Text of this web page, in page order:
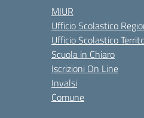
MIUR
Ufficio Scolastico
Ufficio Scolastico
Scuola in Chiaro
Iscrizioni On Line
Invalsi
Comune